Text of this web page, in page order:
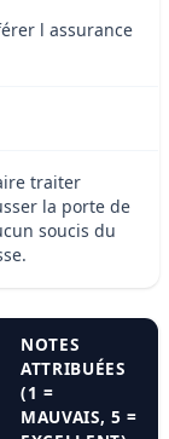
l assurance
traiter
la porte de
soucis du
NOTES
ATTRIBUÉES
(1 =
MAUVAIS, 5 =